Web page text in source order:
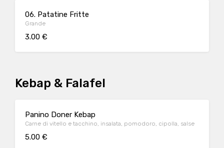
06. Patatine Fritte
Grande
3.00 €
Kebap & Falafel
Panino Doner Kebap
Carne di vitello e tacchino, insalata, pomodoro, cipolla, salse
5.00 €